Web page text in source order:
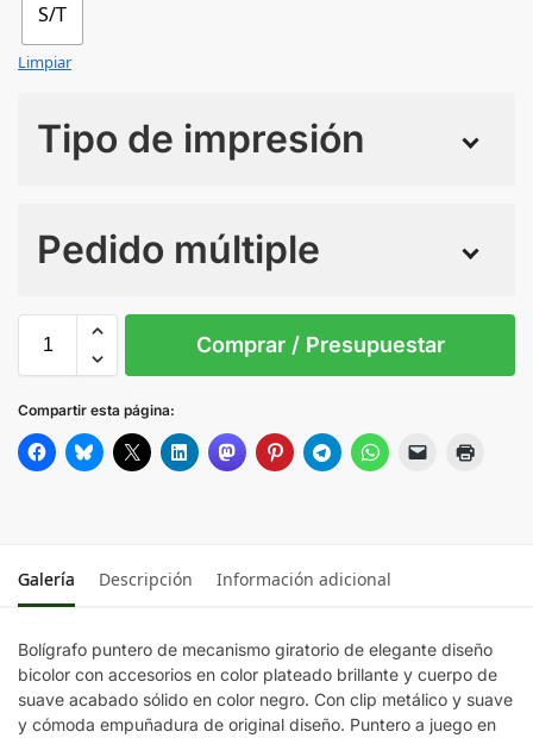
S/T
Limpiar
Tipo de impresión
Pedido múltiple
S/T
AZUL
FUCSIA
NARANJA
NEGRO
Comprar / Presupuestar
Compartir esta página:
Galería Descripción Información adicional
Bolígrafo puntero de mecanismo giratorio de elegante diseño
bicolor con accesorios en color plateado brillante y cuerpo de
suave acabado sólido en color negro. Con clip metálico y suave
y cómoda empuñadura de original diseño. Puntero a juego en